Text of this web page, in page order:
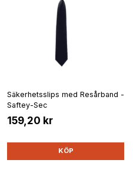
Säkerhetsslips med Resårband -
Saftey-Sec
159,20 kr
KÖP